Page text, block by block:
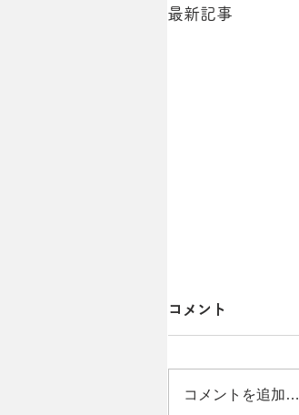
最新記事
コメント
コメントを追加…